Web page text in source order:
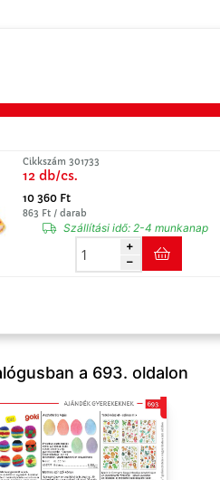
Cikkszám 301733
12 db/cs.
10 360 Ft
863 Ft / darab
Szállítási idő: 2-4 munkanap
a 693. oldalon